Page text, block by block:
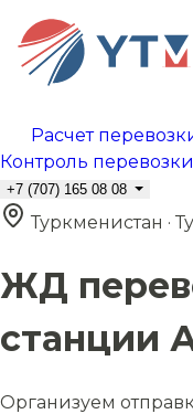
Расчет
Контроль перевозки
+7 (707) 165 08 08
Туркменистан ·
ЖД
станции
Организуем